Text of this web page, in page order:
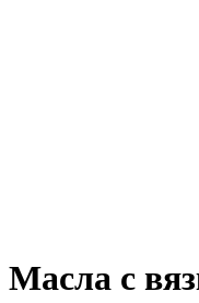
Масла с